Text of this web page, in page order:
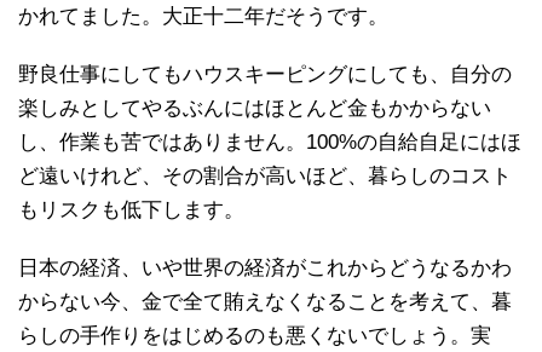
かれてました。大正十二年だそうです。
野良仕事にしてもハウスキーピングにしても、自分の
楽しみとしてやるぶんにはほとんど金もかからない
し、作業も苦ではありません。100%の自給自足にはほ
ど遠いけれど、その割合が高いほど、暮らしのコスト
もリスクも低下します。
日本の経済、いや世界の経済がこれからどうなるかわ
からない今、金で全て賄えなくなることを考えて、暮
らしの手作りをはじめるのも悪くないでしょう。実